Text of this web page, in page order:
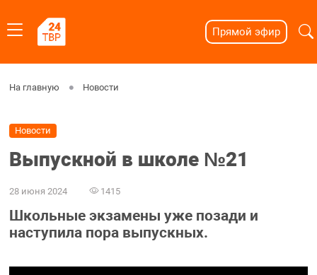
Прямой эфир
На главную Новости
Новости
Выпускной в школе №21
28 июня 2024 1415
Школьные экзамены уже позади и
наступила пора выпускных.